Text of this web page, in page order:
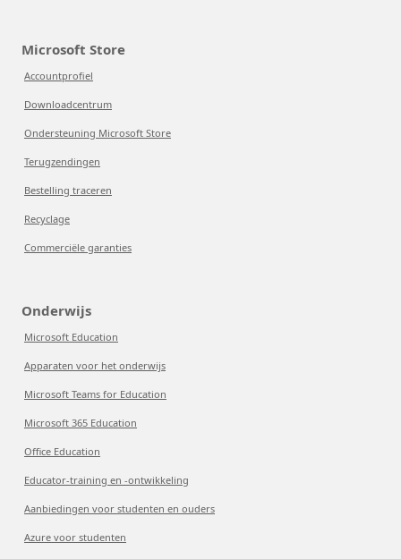
Microsoft Store
Accountprofiel
Downloadcentrum
Ondersteuning Microsoft Store
Terugzendingen
Bestelling traceren
Recyclage
Commerciële garanties
Onderwijs
Microsoft Education
Apparaten voor het onderwijs
Microsoft Teams for Education
Microsoft 365 Education
Office Education
Educator-training en -ontwikkeling
Aanbiedingen voor studenten en ouders
Azure voor studenten